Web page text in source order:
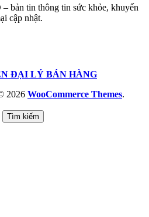
bản tin thông tin sức khỏe, khuyến
cập nhật.
ĐẠI LÝ BÁN HÀNG
2026 WooCommerce Themes.
Tìm kiếm